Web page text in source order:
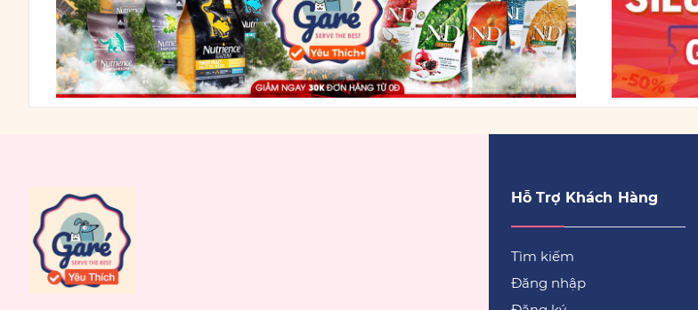
Hỗ Trợ Khách Hàng
Tìm kiếm
Đăng nhập